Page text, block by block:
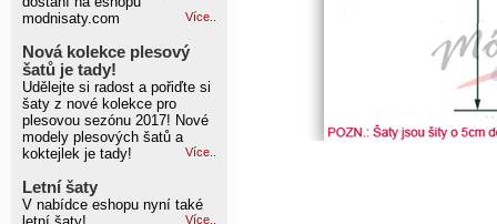
modnisaty.com
Více..
Nová kolekce plesový
šatů je tady!
Udělejte si radost a pořiďte si
šaty z nové kolekce pro
plesovou sezónu 2017! Nové
modely plesových šatů a
koktejlek je tady!
Více..
Letní šaty
V nabídce eshopu nyní také
Více..